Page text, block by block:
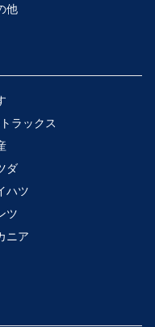
他
ラックス
ダ
ハツ
ツ
ニア